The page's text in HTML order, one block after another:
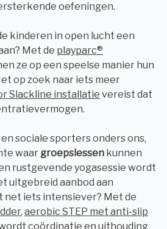
oefeningen.
kinderen in open lucht een
Met de playparc®
ze op een speelse manier hun
op zoek naar iets meer
Slackline installatie vereist dat
sociale sporters onders ons,
waar groepslessen kunnen
rustgevende yogasessie wordt
uitgebreid aanbod aan
net iets intensiever? Met de
, aerobic STEP met anti-slip
coördinatie en uithouding